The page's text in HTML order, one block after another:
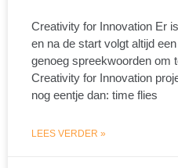
Creativity for Innovation Er
en na de start volgt altijd
genoeg spreekwoorden om
Creativity for Innovation
nog eentje dan: time flies
LEES VERDER »